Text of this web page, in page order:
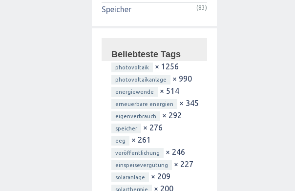
Speicher (83)
Beliebteste Tags
photovoltaik × 1256
photovoltaikanlage × 990
energiewende × 514
erneuerbare energien × 345
eigenverbrauch × 292
speicher × 276
eeg × 261
veröffentlichung × 246
einspeisevergütung × 227
solaranlage × 209
solarthermie × 200